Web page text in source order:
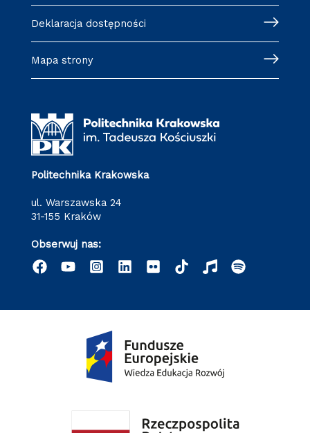
Deklaracja dostępności
Mapa strony
Politechnika Krakowska
ul. Warszawska 24
31-155 Kraków
Obserwuj nas: